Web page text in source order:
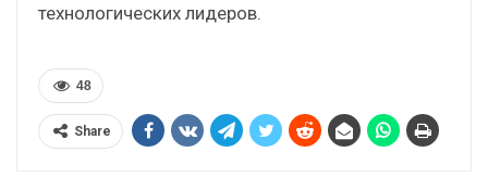
технологических лидеров.
48
Share